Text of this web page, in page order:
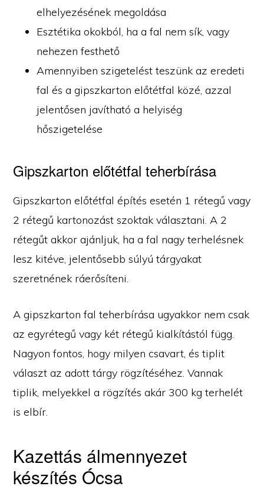
elhelyezésének megoldása
Esztétika okokból, ha a fal nem sík, vagy
nehezen festhető
Amennyiben szigetelést teszünk az eredeti
fal és a gipszkarton előtétfal közé, azzal
jelentősen javítható a helyiség
hőszigetelése
Gipszkarton előtétfal teherbírása
Gipszkarton előtétfal építés esetén 1 rétegű vagy
2 rétegű kartonozást szoktak választani. A 2
rétegűt akkor ajánljuk, ha a fal nagy terhelésnek
lesz kitéve, jelentősebb súlyú tárgyakat
szeretnének ráerősíteni.
A gipszkarton fal teherbírása ugyakkor nem csak
az egyrétegű vagy két rétegű kialkítástól függ.
Nagyon fontos, hogy milyen csavart, és tiplit
választ az adott tárgy rögzítéséhez. Vannak
tiplik, melyekkel a rögzítés akár 300 kg terhelét
is elbír.
Kazettás álmennyezet
készítés Ócsa